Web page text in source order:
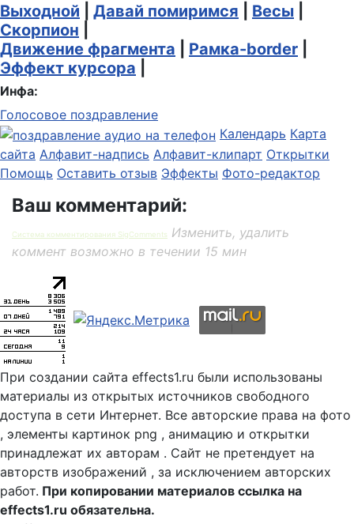
Выходной Давай помиримся Весы
Скорпион
Движение фрагмента
Рамка-border
Эффект курсора
Инфа:
Голосовое поздравление
Календарь Карта
сайта Алфавит-надпись Алфавит-клипарт Открытки
Помощь Оставить отзыв Эффекты Фото-редактор
Ваш комментарий:
Система комментирования SigComments
Изменить, удалить
коммент возможно в течении 15 мин
При создании сайта effects1.ru были использованы
материалы из открытых источников свободного
доступа в сети Интернет. Все авторские права на фото
, элементы картинок png , анимацию и открытки
принадлежат их авторам . Сайт не претендует на
авторств изображений , за исключением авторских
работ. При копировании материалов ссылка на
effects1.ru обязательна.